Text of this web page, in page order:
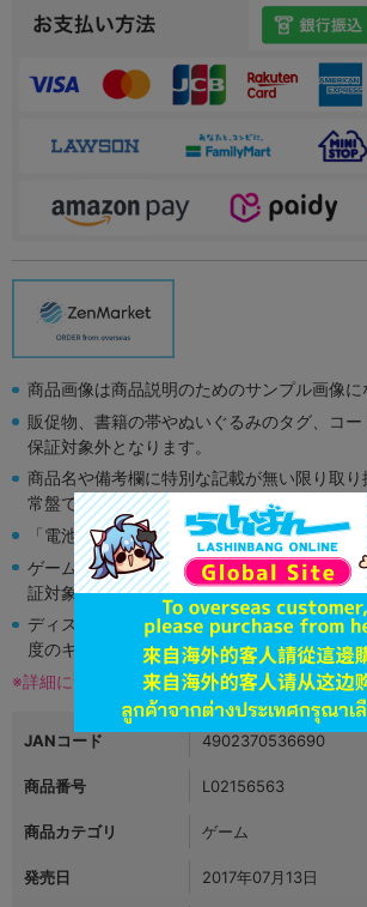
商品画像は商品説明のためのサンプル画像に
販促物、書籍の帯やぬいぐるみのタグ、コ
保証対象外となります。
商品名や備考欄に特別な記載が無い限り取
常盤です。
「電池」は原則として保証対象外となります
ゲーム機本体には、SDカードなどのメモリ
証対象外となります。
ディスク類の読み取り面のキズに関しまし
度のキズがある場合がございます。
※詳細につきましてはコチラ
JANコード 4902370536690
商品番号 L02156563
商品カテゴリ ゲーム
発売日 2017年07月13日